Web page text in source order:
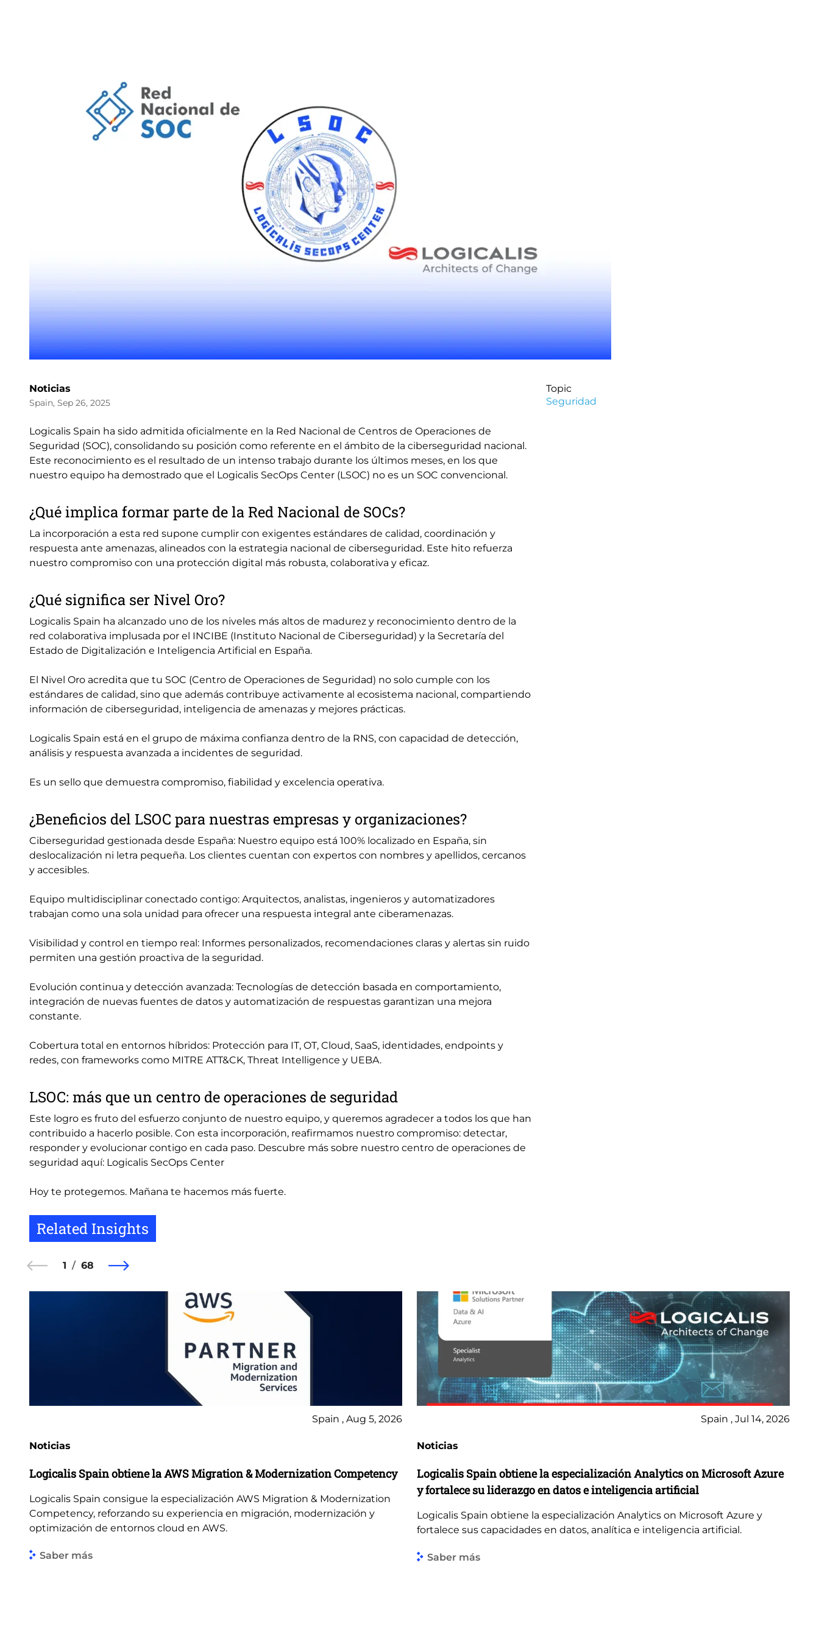
Noticias
Spain, Sep 26, 2025
Logicalis Spain ha sido admitida oficialmente en la Red Nacional de Centros de Operaciones de
Seguridad (SOC), consolidando su posición como referente en el ámbito de la ciberseguridad nacional.
Este reconocimiento es el resultado de un intenso trabajo durante los últimos meses, en los que
nuestro equipo ha demostrado que el Logicalis SecOps Center (LSOC) no es un SOC convencional.
¿Qué implica formar parte de la Red Nacional de SOCs?
La incorporación a esta red supone cumplir con exigentes estándares de calidad, coordinación y
respuesta ante amenazas, alineados con la estrategia nacional de ciberseguridad. Este hito refuerza
nuestro compromiso con una protección digital más robusta, colaborativa y eficaz.
¿Qué significa ser Nivel Oro?
Logicalis Spain ha alcanzado uno de los niveles más altos de madurez y reconocimiento dentro de la
red colaborativa implusada por el INCIBE (Instituto Nacional de Ciberseguridad) y la Secretaría del
Estado de Digitalización e Inteligencia Artificial en España.
El Nivel Oro acredita que tu SOC (Centro de Operaciones de Seguridad) no solo cumple con los
estándares de calidad, sino que además contribuye activamente al ecosistema nacional, compartiendo
información de ciberseguridad, inteligencia de amenazas y mejores prácticas.
Logicalis Spain está en el grupo de máxima confianza dentro de la RNS, con capacidad de detección,
análisis y respuesta avanzada a incidentes de seguridad.
Es un sello que demuestra compromiso, fiabilidad y excelencia operativa.
¿Beneficios del LSOC para nuestras empresas y organizaciones?
Ciberseguridad gestionada desde España: Nuestro equipo está 100% localizado en España, sin
deslocalización ni letra pequeña. Los clientes cuentan con expertos con nombres y apellidos, cercanos
y accesibles.
Equipo multidisciplinar conectado contigo: Arquitectos, analistas, ingenieros y automatizadores
trabajan como una sola unidad para ofrecer una respuesta integral ante ciberamenazas.
Visibilidad y control en tiempo real: Informes personalizados, recomendaciones claras y alertas sin ruido
permiten una gestión proactiva de la seguridad.
Evolución continua y detección avanzada: Tecnologías de detección basada en comportamiento,
integración de nuevas fuentes de datos y automatización de respuestas garantizan una mejora
constante.
Cobertura total en entornos híbridos: Protección para IT, OT, Cloud, SaaS, identidades, endpoints y
redes, con frameworks como MITRE ATT&CK, Threat Intelligence y UEBA.
LSOC: más que un centro de operaciones de seguridad
Este logro es fruto del esfuerzo conjunto de nuestro equipo, y queremos agradecer a todos los que han
contribuido a hacerlo posible. Con esta incorporación, reafirmamos nuestro compromiso: detectar,
responder y evolucionar contigo en cada paso. Descubre más sobre nuestro centro de operaciones de
seguridad aquí: Logicalis SecOps Center
Hoy te protegemos. Mañana te hacemos más fuerte.
Topic
Seguridad
Related Insights
1 68
Spain , Aug 5, 2026
Noticias
Logicalis Spain obtiene la AWS Migration & Modernization Competency
Logicalis Spain consigue la especialización AWS Migration & Modernization
Competency, reforzando su experiencia en migración, modernización y
optimización de entornos cloud en AWS.
Saber más
Spain , Jul 14, 2026
Noticias
Logicalis Spain obtiene la especialización Analytics on Microsoft Azure
y fortalece su liderazgo en datos e inteligencia artificial
Logicalis Spain obtiene la especialización Analytics on Microsoft Azure y
fortalece sus capacidades en datos, analítica e inteligencia artificial.
Saber más